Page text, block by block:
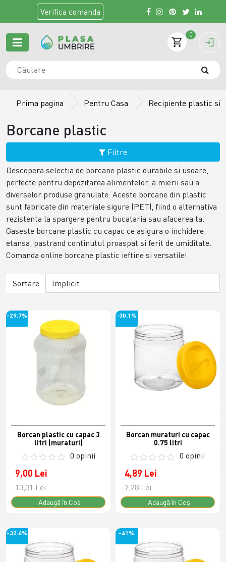
Verifica comanda
0
Prima pagina Pentru Casa Recipiente plastic si
Borcane plastic
Filtre
Descopera selectia de borcane plastic durabile si usoare,
perfecte pentru depozitarea alimentelor, a mierii sau a
diverselor produse granulate. Aceste borcane din plastic
sunt fabricate din materiale sigure (PET), fiind o alternativa
rezistenta la spargere pentru bucataria sau afacerea ta.
Gaseste borcane plastic cu capac ce asigura o inchidere
etansa, pastrand continutul proaspat si ferit de umiditate.
Comanda online borcane plastic ieftine si versatile!
Sortare
-29.7%
Borcan plastic cu capac 3
litri (muraturi)
0 opinii
9,00 Lei
13,31 Lei
Adaugă în Coş
-30.1%
Borcan muraturi cu capac
0.75 litri
0 opinii
4,89 Lei
7,28 Lei
Adaugă în Coş
-32.6% -41%